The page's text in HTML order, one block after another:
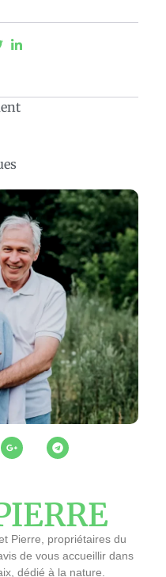
Pierre, propriétaires du
de vous accueillir dans
dédié à la nature.